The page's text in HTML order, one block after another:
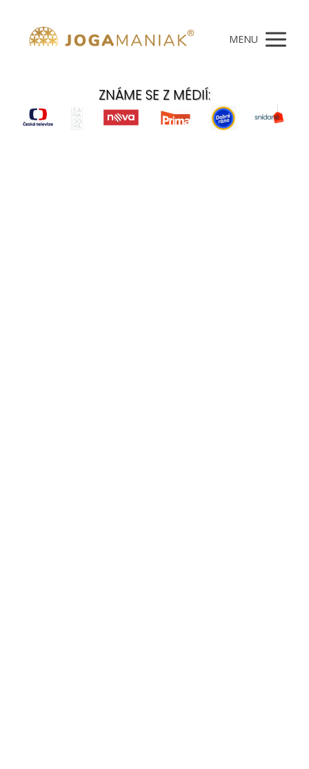
MENU
ZNÁME SE Z MÉDIÍ: